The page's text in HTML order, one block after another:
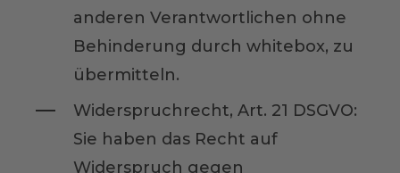
anderen Verantwortlichen ohne
Behinderung durch whitebox, zu
übermitteln.
Widerspruchrecht, Art. 21 DSGVO:
Sie haben das Recht auf
Widerspruch gegen